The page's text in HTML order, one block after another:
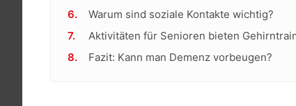
Warum sind soziale Kontakte wichtig?
Aktivitäten für Senioren bieten
Fazit: Kann man Demenz vorbeugen?